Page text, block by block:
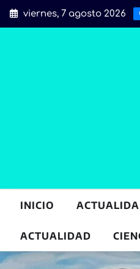
Saltar
al
viernes, 7 agosto 2026
INICIO
ACTUALIDAD